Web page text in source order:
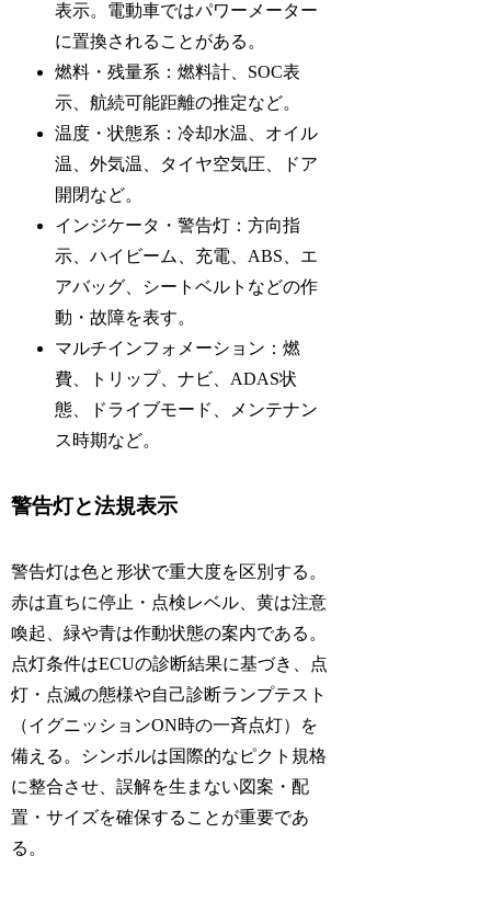
表示。電動車ではパワーメーター
に置換されることがある。
燃料・残量系：燃料計、SOC表
示、航続可能距離の推定など。
温度・状態系：冷却水温、オイル
温、外気温、タイヤ空気圧、ドア
開閉など。
インジケータ・警告灯：方向指
示、ハイビーム、充電、ABS、エ
アバッグ、シートベルトなどの作
動・故障を表す。
マルチインフォメーション：燃
費、トリップ、ナビ、ADAS状
態、ドライブモード、メンテナン
ス時期など。
警告灯と法規表示
警告灯は色と形状で重大度を区別する。
赤は直ちに停止・点検レベル、黄は注意
喚起、緑や青は作動状態の案内である。
点灯条件はECUの診断結果に基づき、点
灯・点滅の態様や自己診断ランプテスト
（イグニッションON時の一斉点灯）を
備える。シンボルは国際的なピクト規格
に整合させ、誤解を生まない図案・配
置・サイズを確保することが重要であ
る。